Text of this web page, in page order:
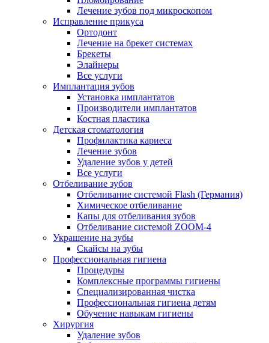
Лечение зубов под микроскопом
Исправление прикуса
Ортодонт
Лечение на брекет системах
Брекеты
Элайнеры
Все услуги
Имплантация зубов
Установка имплантатов
Производители имплантатов
Костная пластика
Детская стоматология
Профилактика кариеса
Лечение зубов
Удаление зубов у детей
Все услуги
Отбеливание зубов
Отбеливание системой Flash (Германия)
Химическое отбеливание
Капы для отбеливания зубов
Отбеливание системой ZOOM-4
Украшение на зубы
Скайсы на зубы
Профессиональная гигиена
Процедуры
Комплексные программы гигиены
Специализированная чистка
Профессиональная гигиена детям
Обучение навыкам гигиены
Хирургия
Удаление зубов